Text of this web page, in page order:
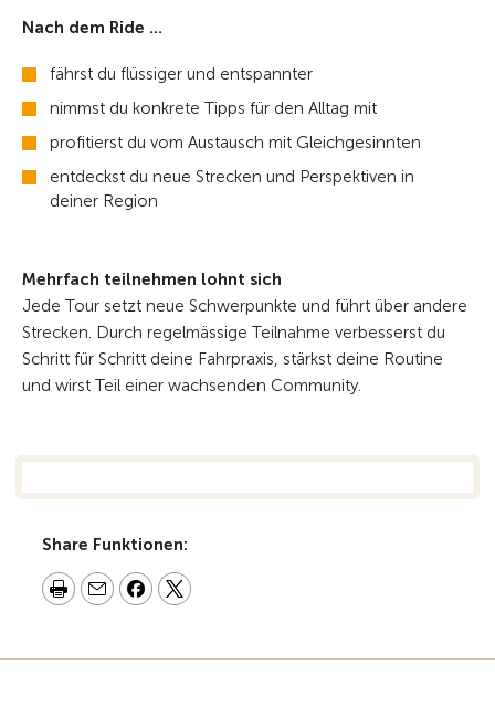
Nach dem Ride …
fährst du flüssiger und entspannter
nimmst du konkrete Tipps für den Alltag mit
profitierst du vom Austausch mit Gleichgesinnten
entdeckst du neue Strecken und Perspektiven in
deiner Region
Mehrfach teilnehmen lohnt sich
Jede Tour setzt neue Schwerpunkte und führt über andere
Strecken. Durch regelmässige Teilnahme verbesserst du
Schritt für Schritt deine Fahrpraxis, stärkst deine Routine
und wirst Teil einer wachsenden Community.
Share Funktionen: